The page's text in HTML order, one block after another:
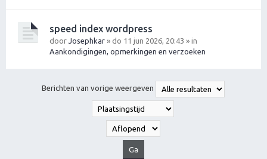
speed index wordpress
door Josephkar » do 11 jun 2026, 20:43 » in
Aankondigingen, opmerkingen en verzoeken
Berichten van vorige weergeven